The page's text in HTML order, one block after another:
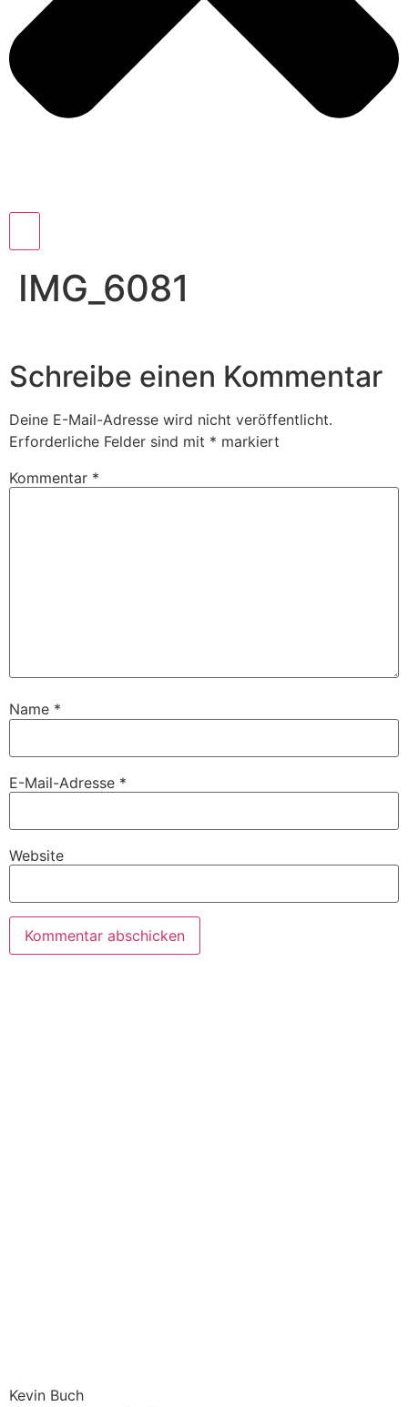
IMG_6081
Schreibe einen Kommentar
Deine E-Mail-Adresse wird nicht veröffentlicht.
Erforderliche Felder sind mit * markiert
Kommentar *
Name *
E-Mail-Adresse *
Website
Kevin Buch